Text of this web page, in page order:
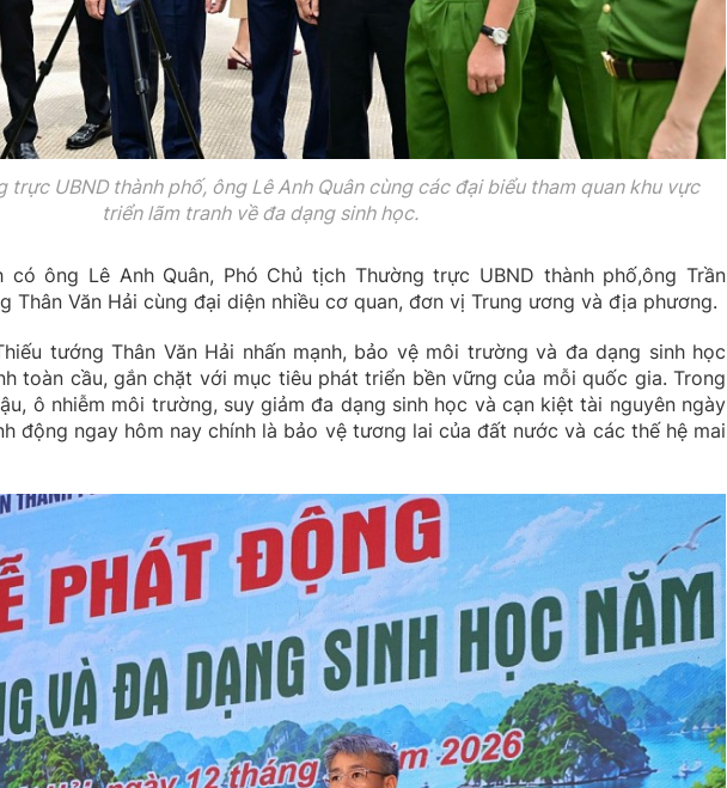
trực UBND thành phố, ông Lê Anh Quân cùng các đại biểu tham quan khu vực
triển lãm tranh về đa dạng sinh học.
có ông Lê Anh Quân, Phó Chủ tịch Thường trực UBND thành phố,ông Trần
Thân Văn Hải cùng đại diện nhiều cơ quan, đơn vị Trung ương và địa phương.
tướng Thân Văn Hải nhấn mạnh, bảo vệ môi trường và đa dạng sinh học
toàn cầu, gắn chặt với mục tiêu phát triển bền vững của mỗi quốc gia. Trong
ô nhiễm môi trường, suy giảm đa dạng sinh học và cạn kiệt tài nguyên ngày
động ngay hôm nay chính là bảo vệ tương lai của đất nước và các thế hệ mai